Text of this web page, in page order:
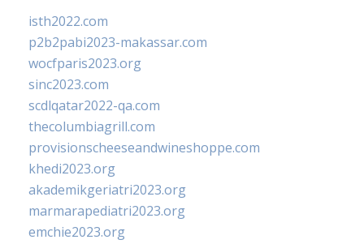
isth2022.com
p2b2pabi2023-makassar.com
wocfparis2023.org
sinc2023.com
scdlqatar2022-qa.com
thecolumbiagrill.com
provisionscheeseandwineshoppe.com
khedi2023.org
akademikgeriatri2023.org
marmarapediatri2023.org
emchie2023.org